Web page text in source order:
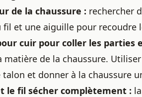
de la chaussure : rechercher
fil et une aiguille pour recoudre
cuir pour coller les parties
matière de la chaussure.
talon et donner à la chaussure
le fil sécher complètement :